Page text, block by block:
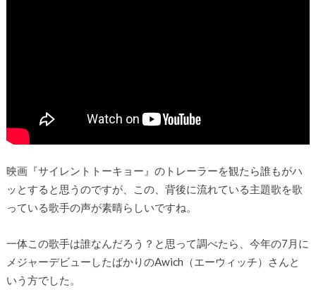
映画『サイレントトーキョー』のトレーラーを観たら誰もがハ
ッとすると思うのですが、この、背後に流れている主題歌を歌
っている歌手の声が素晴らしいですね。
一体この歌手は誰なんだろう？と思って調べたら、今年の7月に
メジャーデビューしたばかりのAwich（エーウィッチ）さんと
いう方でした。